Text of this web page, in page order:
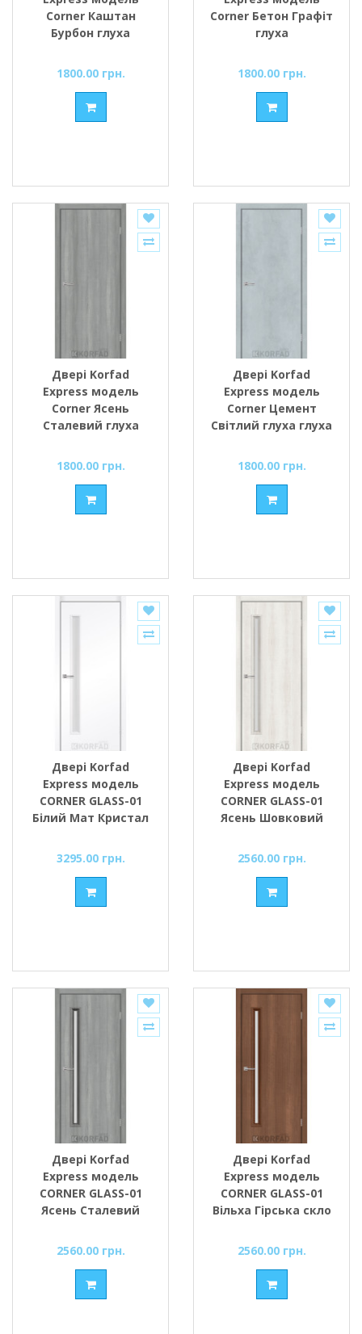
Corner Каштан
Бурбон глуха
1800.00 грн.
Corner Бетон Графіт
глуха
1800.00 грн.
Двері Korfad
Express модель
Corner Ясень
Сталевий глуха
1800.00 грн.
Двері Korfad
Express модель
Corner Цемент
Світлий глуха глуха
1800.00 грн.
Двері Korfad
Express модель
CORNER GLASS-01
Білий Мат Кристал
чорне
3295.00 грн.
Двері Korfad
Express модель
CORNER GLASS-01
Ясень Шовковий
чорне
2560.00 грн.
Двері Korfad
Express модель
CORNER GLASS-01
Ясень Сталевий
чорне
2560.00 грн.
Двері Korfad
Express модель
CORNER GLASS-01
Вільха Гірська скло
2560.00 грн.